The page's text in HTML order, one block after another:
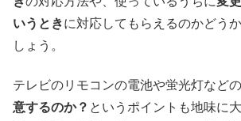
いうときに対応してもらえるのかどう
しょう。
テレビのリモコンの電池や蛍光灯などの
意するのか？ というポイントも地味に